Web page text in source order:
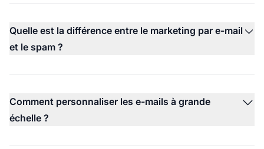
Quelle est la différence entre le marketing par e-mail
et le spam ?
Comment personnaliser les e-mails à grande
échelle ?